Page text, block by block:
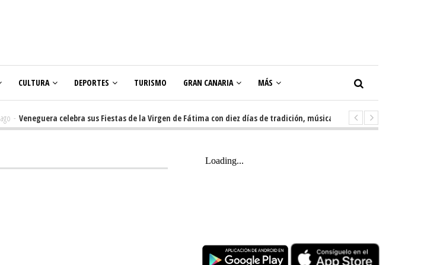
CULTURA DEPORTES TURISMO GRAN CANARIA MÁS
Veneguera celebra sus Fiestas de la Virgen de Fátima con diez días de tradición, música y actos populares